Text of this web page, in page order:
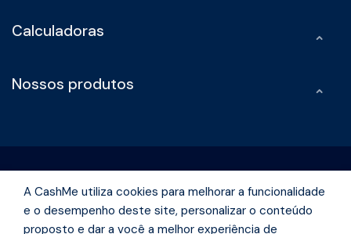
Calculadoras
Nossos produtos
Rua Olimpíadas, 242 -Vila Olímpia São Paulo - São Paulo | CEP
A CashMe utiliza cookies para melhorar a funcionalidade
e o desempenho deste site, personalizar o conteúdo
proposto e dar a você a melhor experiência de